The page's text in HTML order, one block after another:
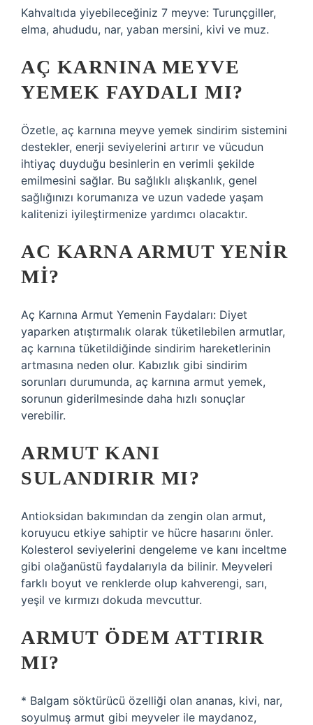
Kahvaltıda yiyebileceğiniz 7 meyve: Turunçgiller,
elma, ahududu, nar, yaban mersini, kivi ve muz.
AÇ KARNINA MEYVE
YEMEK FAYDALI MI?
Özetle, aç karnına meyve yemek sindirim sistemini
destekler, enerji seviyelerini artırır ve vücudun
ihtiyaç duyduğu besinlerin en verimli şekilde
emilmesini sağlar. Bu sağlıklı alışkanlık, genel
sağlığınızı korumanıza ve uzun vadede yaşam
kalitenizi iyileştirmenize yardımcı olacaktır.
AC KARNA ARMUT YENIR
MI?
Aç Karnına Armut Yemenin Faydaları: Diyet
yaparken atıştırmalık olarak tüketilebilen armutlar,
aç karnına tüketildiğinde sindirim hareketlerinin
artmasına neden olur. Kabızlık gibi sindirim
sorunları durumunda, aç karnına armut yemek,
sorunun giderilmesinde daha hızlı sonuçlar
verebilir.
ARMUT KANI
SULANDIRIR MI?
Antioksidan bakımından da zengin olan armut,
koruyucu etkiye sahiptir ve hücre hasarını önler.
Kolesterol seviyelerini dengeleme ve kanı inceltme
gibi olağanüstü faydalarıyla da bilinir. Meyveleri
farklı boyut ve renklerde olup kahverengi, sarı,
yeşil ve kırmızı dokuda mevcuttur.
ARMUT ÖDEM ATTIRIR
MI?
* Balgam söktürücü özelliği olan ananas, kivi, nar,
soyulmuş armut gibi meyveler ile maydanoz,